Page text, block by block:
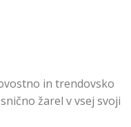
in trendovsko
žarel v vsej svoji